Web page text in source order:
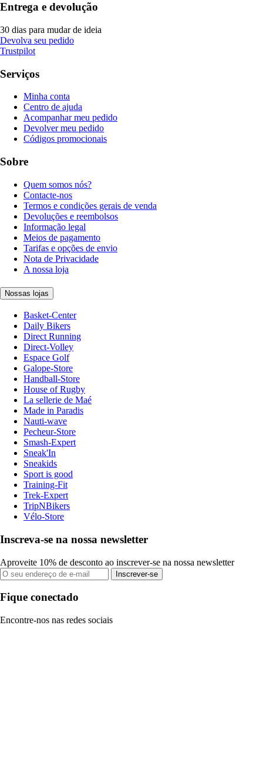
Entrega e devolução
30 dias para mudar de ideia
Devolva seu pedido
Trustpilot
Serviços
Minha conta
Centro de ajuda
Acompanhar meu pedido
Devolver meu pedido
Códigos promocionais
Sobre
Quem somos nós?
Contacte-nos
Termos e condições gerais de venda
Devoluções e reembolsos
Informação legal
Meios de pagamento
Tarifas e opções de envio
Nota de Privacidade
A nossa loja
Nossas lojas
Basket-Center
Daily Bikers
Direct Running
Direct-Volley
Espace Golf
Galope-Store
Handball-Store
House of Rugby
La sellerie de Maé
Made in Paradis
Nauti-wave
Pecheur-Store
Smash-Expert
Sneak'In
Sneakids
Sport is good
Training-Fit
Trek-Expert
TripNBikers
Vélo-Store
Inscreva-se na nossa newsletter
Aproveite 10% de desconto ao inscrever-se na nossa newsletter
Inscrever-se
Fique conectado
Encontre-nos nas redes sociais